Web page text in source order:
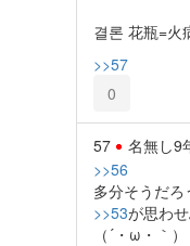
결론 花瓶=火
>>57
0
57 名無し9
>>56
多分そうだろ
>>53が思わ
（´・ω・｀）